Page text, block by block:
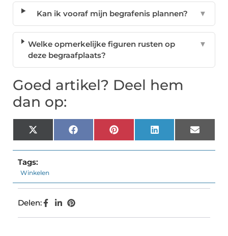
Kan ik vooraf mijn begrafenis plannen? ▼
Welke opmerkelijke figuren rusten op
deze begraafplaats?
▼
Goed artikel? Deel hem
dan op:
X
(Twitter)
FacebookPinterest LinkedIn Email
Tags:
Winkelen
Delen: